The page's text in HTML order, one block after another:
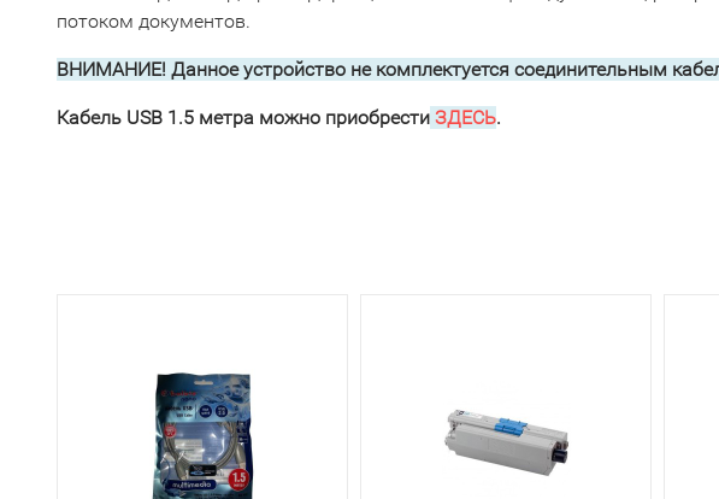
потоком документов.
ВНИМАНИЕ! Данное устройство не комплектуется соединительным
Кабель USB 1.5 метра можно приобрести ЗДЕСЬ.